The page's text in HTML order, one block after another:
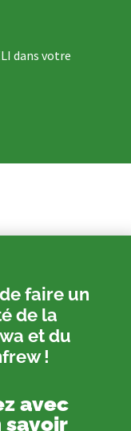
dans votre
faire un
de la
et du
!
avec
savoir